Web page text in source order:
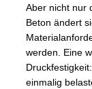
Aber nicht nur
Beton ändert
werden. Eine
einmalig